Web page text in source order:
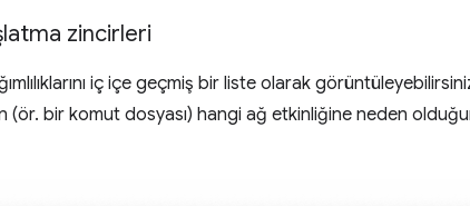
zincirleri
iç içe geçmiş bir liste olarak
(ör. bir komut dosyası) hangi ağ etkinliğine neden